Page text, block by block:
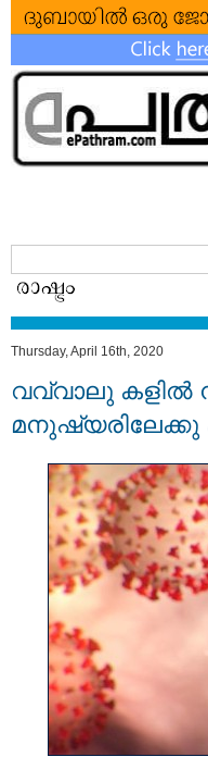
Thursday, April 16th, 2020
വവ്വാലു കളിൽ